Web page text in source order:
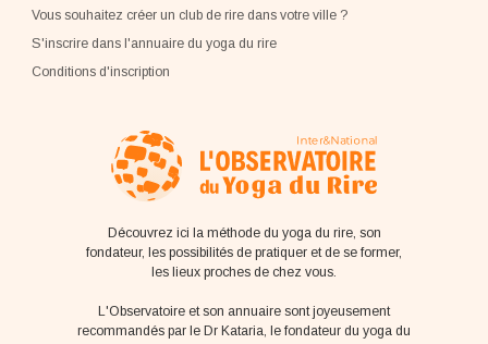
Vous souhaitez créer un club de rire dans votre ville ?
S'inscrire dans l'annuaire du yoga du rire
Conditions d'inscription
Découvrez ici la méthode du yoga du rire, son
fondateur, les possibilités de pratiquer et de se former,
les lieux proches de chez vous.
L'Observatoire et son annuaire sont joyeusement
recommandés par le Dr Kataria, le fondateur du yoga du